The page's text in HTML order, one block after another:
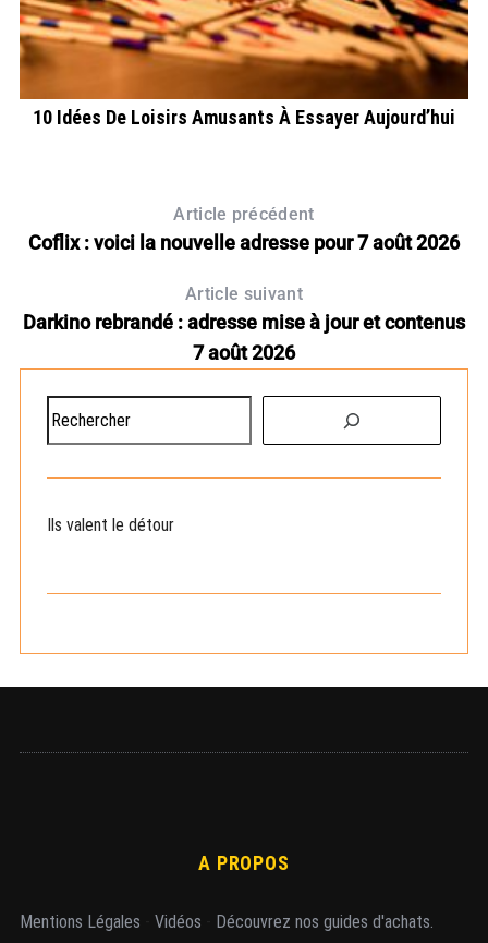
10 Idées De Loisirs Amusants À Essayer Aujourd’hui
Article précédent
Coflix : voici la nouvelle adresse pour 7 août 2026
Article suivant
Darkino rebrandé : adresse mise à jour et contenus
7 août 2026
e
h
r Ils valent le détour
A PROPOS
Mentions Légales Vidéos Découvrez nos guides d'achats.